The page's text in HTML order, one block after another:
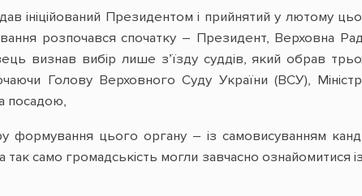
ініційований Президентом і прийнятий у лютому
розпочався спочатку – Президент, Верховна
визнав вибір лише з’їзду суддів, який обрав
Голову Верховного Суду України (ВСУ),
посадою,
формування цього органу – із самовисуванням
так само громадськість могли завчасно ознайомитися